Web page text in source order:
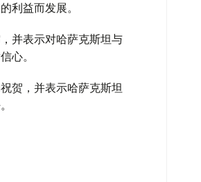
利益而发展。
并表示对哈萨克斯坦与
心。
贺，并表示哈萨克斯坦